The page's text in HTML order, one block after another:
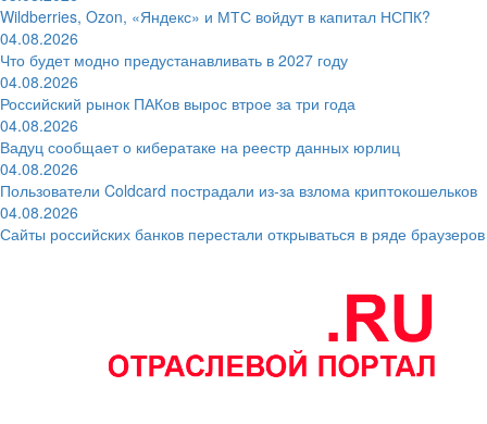
Wildberries, Ozon, «Яндекс» и МТС войдут в капитал НСПК?
04.08.2026
Что будет модно предустанавливать в 2027 году
04.08.2026
Российский рынок ПАКов вырос втрое за три года
04.08.2026
Вадуц сообщает о кибератаке на реестр данных юрлиц
04.08.2026
Пользователи Coldcard пострадали из-за взлома криптокошельков
04.08.2026
Сайты российских банков перестали открываться в ряде браузеров